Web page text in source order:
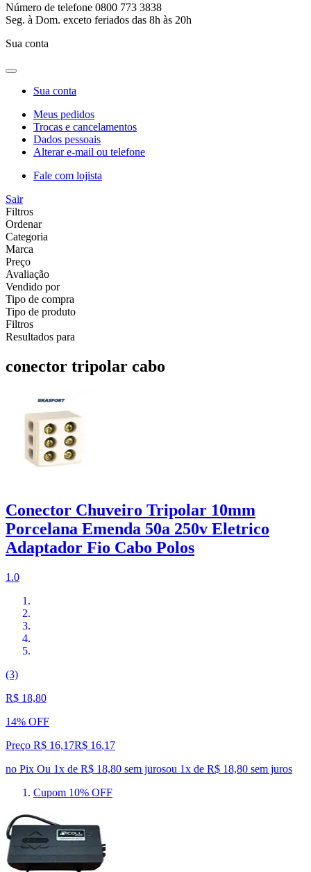
Número de telefone 0800 773 3838
Seg. à Dom. exceto feriados das 8h às 20h
Sua conta
Sua conta
Meus pedidos
Trocas e cancelamentos
Dados pessoais
Alterar e-mail ou telefone
Fale com lojista
Sair
Filtros
Ordenar
Categoria
Marca
Preço
Avaliação
Vendido por
Tipo de compra
Tipo de produto
Filtros
Resultados para
conector tripolar cabo
Conector Chuveiro Tripolar 10mm
Porcelana Emenda 50a 250v Eletrico
Adaptador Fio Cabo Polos
1.0
(3)
R$ 18,80
14% OFF
Preço R$ 16,17R$ 16,17
no Pix Ou 1x de R$ 18,80 sem jurosou 1x de R$ 18,80 sem juros
Cupom 10% OFF